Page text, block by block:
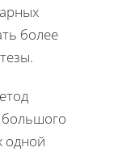
более
большого
одной